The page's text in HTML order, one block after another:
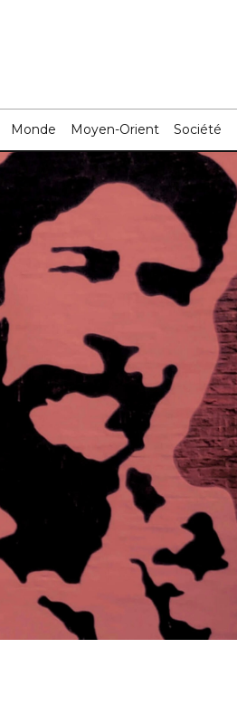
Monde Moyen-Orient Société